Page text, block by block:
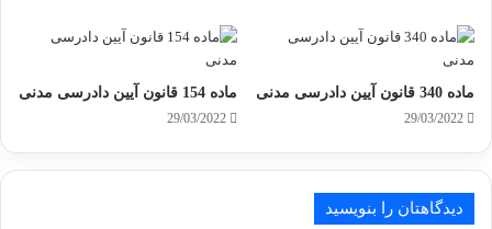
ماده 340 قانون آیین دادرسی مدنی
29/03/2022
ماده 154 قانون آیین دادرسی مدنی
29/03/2022
دیدگاهتان را بنویسید